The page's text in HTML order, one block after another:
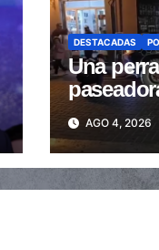
DESTACADAS
Una
senda
AGO 4, 2026